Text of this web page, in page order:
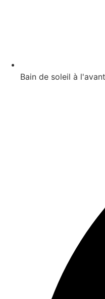
Bain de soleil à